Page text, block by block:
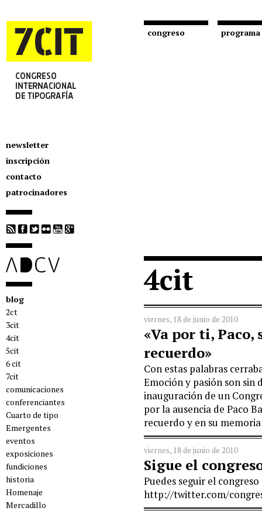
newsletter
inscripción
contacto
patrocinadores
blog
2ct
3cit
4cit
5cit
6 cit
7cit
comunicaciones
conferenciantes
Cuarto de tipo
Emergentes
eventos
exposiciones
fundiciones
historia
Homenaje
Mercadillo
congreso programa
4cit
viernes, 18 de junio de 2010
«Va por ti, Paco,
recuerdo»
Con estas palabras
Emoción y pasión son sin
inauguración de un
por la ausencia de Paco
recuerdo y en su
viernes, 18 de junio de 2010
Sigue el
Puedes seguir el
http://twitter.com/